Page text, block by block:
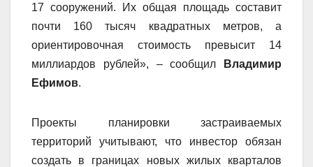
17 сооружений. Их общая площадь составит
почти 160 тысяч квадратных метров, а
ориентировочная стоимость превысит 14
миллиардов рублей», – сообщил
Владимир
Ефимов.
Проекты планировки застраиваемых
территорий учитывают, что инвестор обязан
создать в границах новых жилых кварталов